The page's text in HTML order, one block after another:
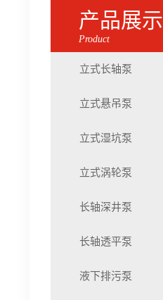
产品展示
Product
立式长轴泵
立式悬吊泵
立式湿坑泵
立式涡轮泵
长轴深井泵
长轴透平泵
液下排污泵